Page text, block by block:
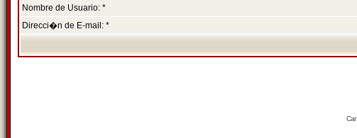
Nombre de Usuario: *
Direcci�n de E-mail: *